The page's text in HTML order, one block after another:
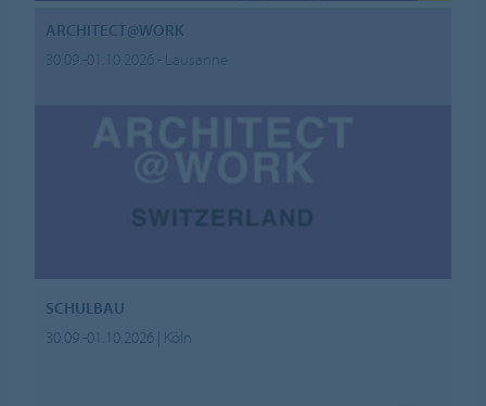
ARCHITECT@WORK
30.09.-01.10.2026 - Lausanne
SCHULBAU
30.09.-01.10.2026 | Köln